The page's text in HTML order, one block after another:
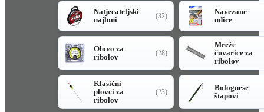
Natjecateljski
najloni
(32)
Navezane
udice
Olovo za
ribolov
(28)
Mreže
čuvarice za
ribolov
Klasični
plovci za
ribolov
(23)
Bolognese
štapovi